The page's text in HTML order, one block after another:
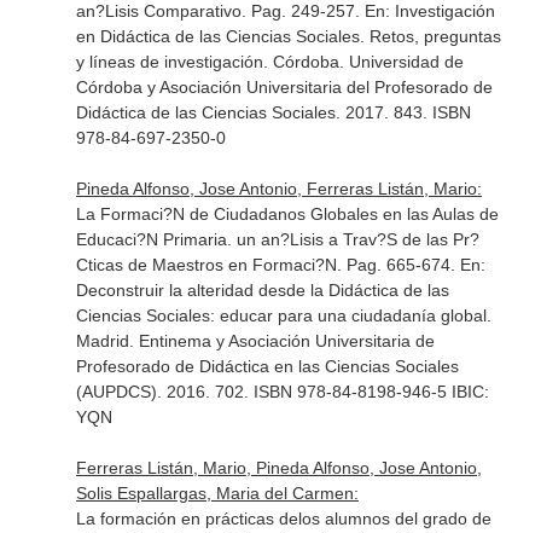
an?Lisis Comparativo. Pag. 249-257. En: Investigación
en Didáctica de las Ciencias Sociales. Retos, preguntas
y líneas de investigación . Córdoba. Universidad de
Córdoba y Asociación Universitaria del Profesorado de
Didáctica de las Ciencias Sociales. 2017. 843. ISBN
978-84-697-2350-0
Pineda Alfonso, Jose Antonio, Ferreras Listán, Mario:
La Formaci?N de Ciudadanos Globales en las Aulas de
Educaci?N Primaria. un an?Lisis a Trav?S de las Pr?
Cticas de Maestros en Formaci?N. Pag. 665-674. En:
Deconstruir la alteridad desde la Didáctica de las
Ciencias Sociales: educar para una ciudadanía global.
Madrid. Entinema y Asociación Universitaria de
Profesorado de Didáctica en las Ciencias Sociales
(AUPDCS). 2016. 702. ISBN 978-84-8198-946-5 IBIC:
YQN
Ferreras Listán, Mario, Pineda Alfonso, Jose Antonio,
Solis Espallargas, Maria del Carmen:
La formación en prácticas delos alumnos del grado de